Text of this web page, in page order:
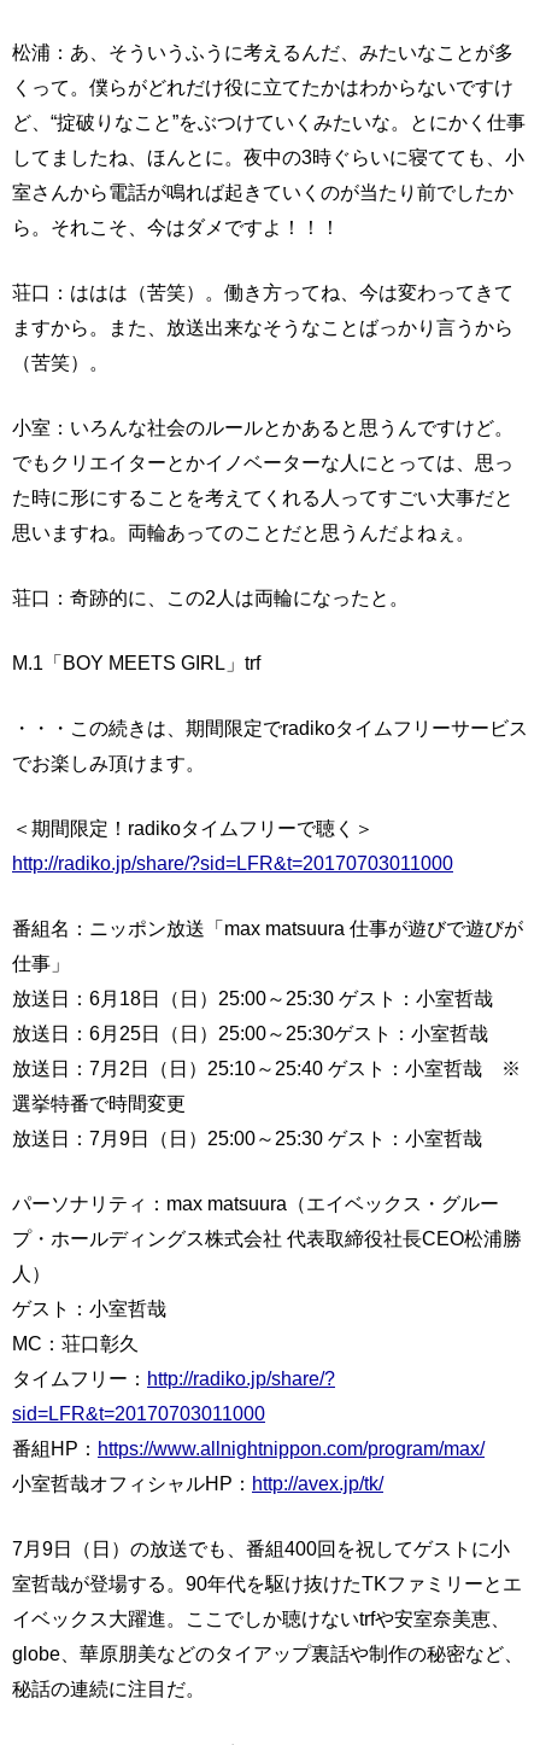
松浦：あ、そういうふうに考えるんだ、みたいなことが多
くって。僕らがどれだけ役に立てたかはわからないですけ
ど、“掟破りなこと”をぶつけていくみたいな。とにかく仕事
してましたね、ほんとに。夜中の3時ぐらいに寝てても、小
室さんから電話が鳴れば起きていくのが当たり前でしたか
ら。それこそ、今はダメですよ！！！
荘口：ははは（苦笑）。働き方ってね、今は変わってきて
ますから。また、放送出来なそうなことばっかり言うから
（苦笑）。
小室：いろんな社会のルールとかあると思うんですけど。
でもクリエイターとかイノベーターな人にとっては、思っ
た時に形にすることを考えてくれる人ってすごい大事だと
思いますね。両輪あってのことだと思うんだよねぇ。
荘口：奇跡的に、この2人は両輪になったと。
M.1「BOY MEETS GIRL」trf
・・・この続きは、期間限定でradikoタイムフリーサービス
でお楽しみ頂けます。
＜期間限定！radikoタイムフリーで聴く＞
http://radiko.jp/share/?sid=LFR&t=20170703011000
番組名：ニッポン放送「max matsuura 仕事が遊びで遊びが
仕事」
放送日：6月18日（日）25:00～25:30 ゲスト：小室哲哉
放送日：6月25日（日）25:00～25:30ゲスト：小室哲哉
放送日：7月2日（日）25:10～25:40 ゲスト：小室哲哉 ※
選挙特番で時間変更
放送日：7月9日（日）25:00～25:30 ゲスト：小室哲哉
パーソナリティ：max matsuura（エイベックス・グルー
プ・ホールディングス株式会社 代表取締役社長CEO松浦勝
人）
ゲスト：小室哲哉
MC：荘口彰久
タイムフリー： http://radiko.jp/share/?
sid=LFR&t=20170703011000
番組HP： https://www.allnightnippon.com/program/max/
小室哲哉オフィシャルHP： http://avex.jp/tk/
7月9日（日）の放送でも、番組400回を祝してゲストに小
室哲哉が登場する。90年代を駆け抜けたTKファミリーとエ
イベックス大躍進。ここでしか聴けないtrfや安室奈美恵、
globe、華原朋美などのタイアップ裏話や制作の秘密など、
秘話の連続に注目だ。